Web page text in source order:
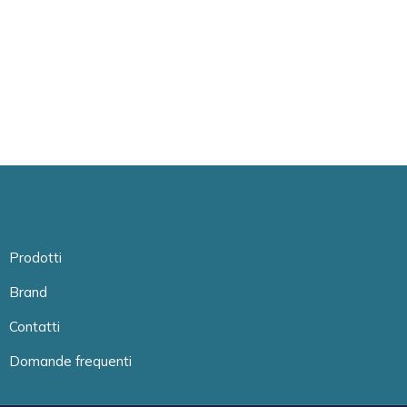
Prodotti
Brand
Contatti
Domande frequenti